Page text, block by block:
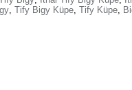
, Tify Bigy Küpe, Tify Küpe,